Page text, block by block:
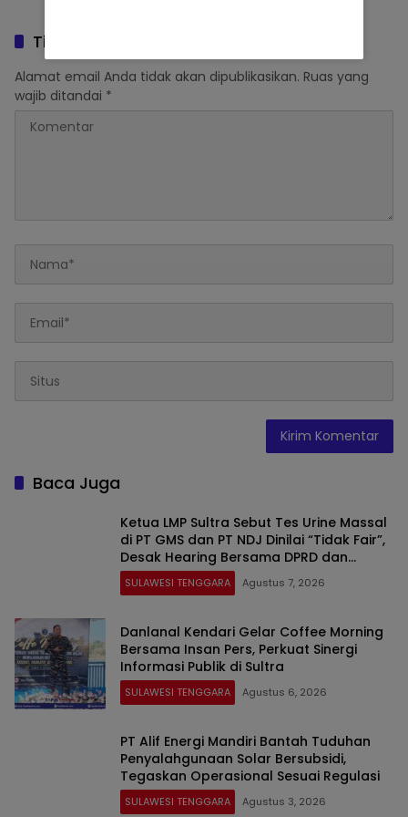
Tinggalkan Balasan
Alamat email Anda tidak akan dipublikasikan. Ruas yang
wajib ditandai *
Baca Juga
Ketua LMP Sultra Sebut Tes Urine Massal
di PT GMS dan PT NDJ Dinilai “Tidak Fair”,
Desak Hearing Bersama DPRD dan
Siapkan Aksi Jilid II
SULAWESI TENGGARA Agustus 7, 2026
Danlanal Kendari Gelar Coffee Morning
Bersama Insan Pers, Perkuat Sinergi
Informasi Publik di Sultra
SULAWESI TENGGARA Agustus 6, 2026
PT Alif Energi Mandiri Bantah Tuduhan
Penyalahgunaan Solar Bersubsidi,
Tegaskan Operasional Sesuai Regulasi
SULAWESI TENGGARA Agustus 3, 2026